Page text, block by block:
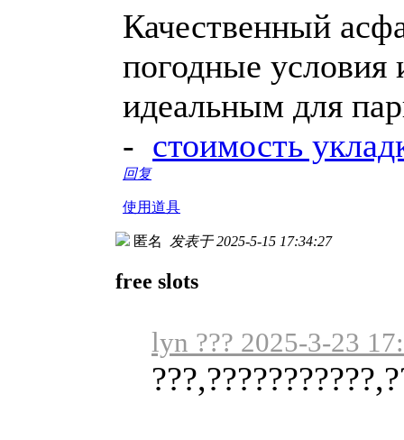
Качественный
погодные условия
идеальным для
- стоимость
回复
使用道具
匿名 发表于 2025-5-15 17:34:27
free slots
lyn ??? 2025-3-23